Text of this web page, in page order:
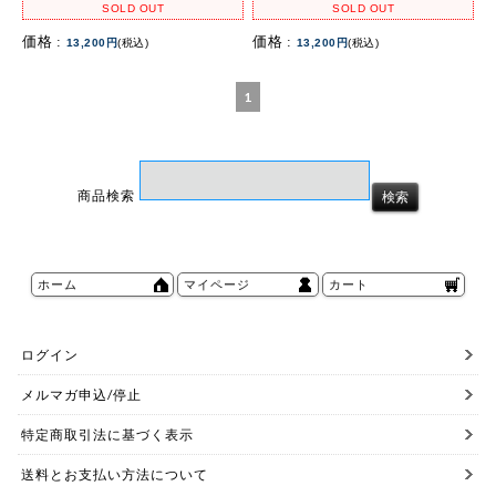
SOLD OUT
価格 : 13,200円(税込)
SOLD OUT
価格 : 13,200円(税込)
1
商品検索
ホーム マイページ カート
ログイン
メルマガ申込/停止
特定商取引法に基づく表示
送料とお支払い方法について